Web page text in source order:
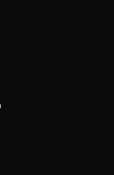
trudno o dobrego